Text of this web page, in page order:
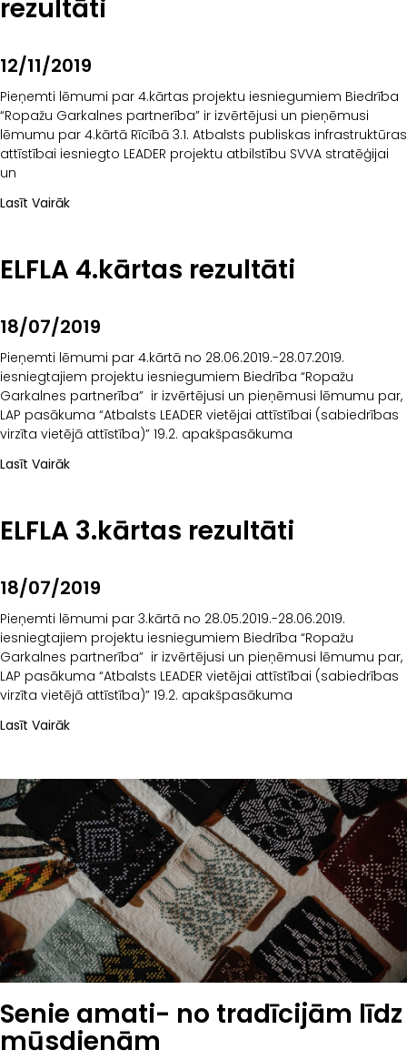
rezultāti
12/11/2019
Pieņemti lēmumi par 4.kārtas projektu iesniegumiem Biedrība
“Ropažu Garkalnes partnerība” ir izvērtējusi un pieņēmusi
lēmumu par 4.kārtā Rīcībā 3.1. Atbalsts publiskas infrastruktūras
attīstībai iesniegto LEADER projektu atbilstību SVVA stratēģijai
un
Lasīt Vairāk
ELFLA 4.kārtas rezultāti
18/07/2019
Pieņemti lēmumi par 4.kārtā no 28.06.2019.-28.07.2019.
iesniegtajiem projektu iesniegumiem Biedrība “Ropažu
Garkalnes partnerība” ir izvērtējusi un pieņēmusi lēmumu par,
LAP pasākuma “Atbalsts LEADER vietējai attīstībai (sabiedrības
virzīta vietējā attīstība)” 19.2. apakšpasākuma
Lasīt Vairāk
ELFLA 3.kārtas rezultāti
18/07/2019
Pieņemti lēmumi par 3.kārtā no 28.05.2019.-28.06.2019.
iesniegtajiem projektu iesniegumiem Biedrība “Ropažu
Garkalnes partnerība” ir izvērtējusi un pieņēmusi lēmumu par,
LAP pasākuma “Atbalsts LEADER vietējai attīstībai (sabiedrības
virzīta vietējā attīstība)” 19.2. apakšpasākuma
Lasīt Vairāk
Senie amati- no tradīcijām līdz
mūsdienām